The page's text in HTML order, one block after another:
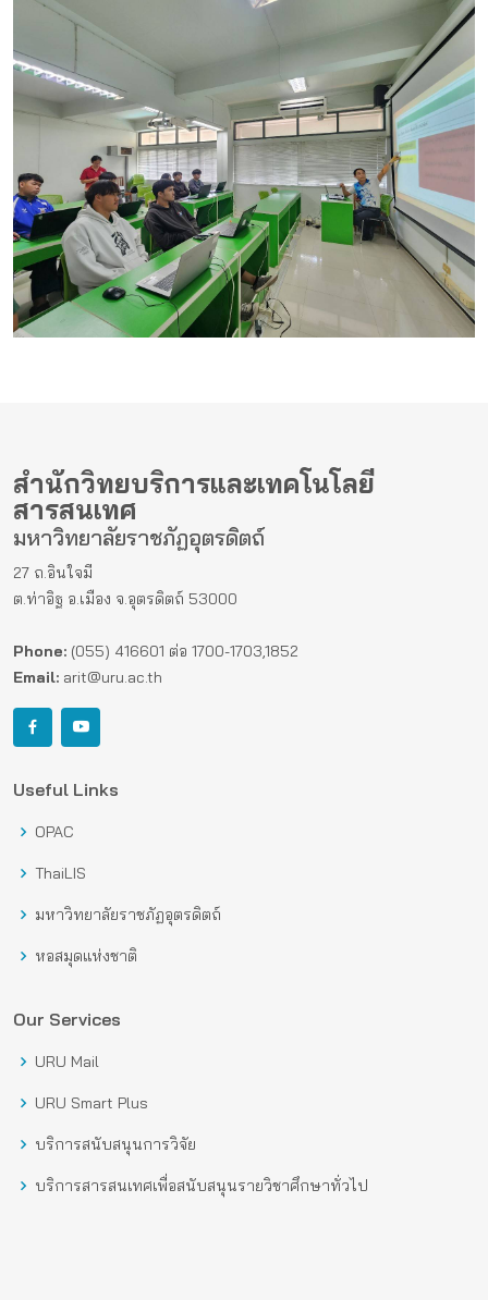
สำนักวิทยบริการและเทคโนโลยี
สารสนเทศ
มหาวิทยาลัยราชภัฏอุตรดิตถ์
27 ถ.อินใจมี
ต.ท่าอิฐ อ.เมือง จ.อุตรดิตถ์ 53000
Phone: (055) 416601 ต่อ 1700-1703,1852
Email: arit@uru.ac.th
Useful Links
OPAC
ThaiLIS
มหาวิทยาลัยราชภัฏอุตรดิตถ์
หอสมุดแห่งชาติ
Our Services
URU Mail
URU Smart Plus
บริการสนับสนุนการวิจัย
บริการสารสนเทศเพื่อสนับสนุนรายวิชาศึกษาทั่วไป